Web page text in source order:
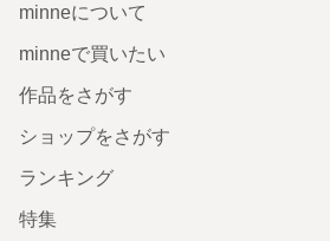
minneについて
minneで買いたい
作品をさがす
ショップをさがす
ランキング
特集